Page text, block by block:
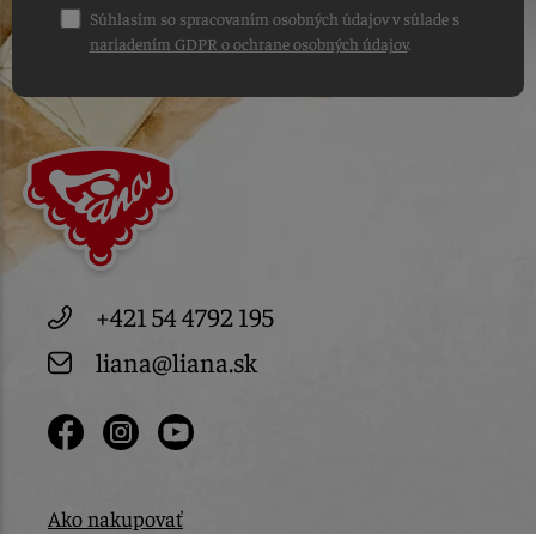
Súhlasím so spracovaním osobných údajov v súlade s
nariadením GDPR o ochrane osobných údajov.
+421 54 4792 195
liana@liana.sk
Ako nakupovať